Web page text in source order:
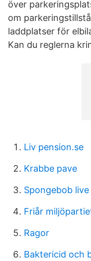
över
om
laddplatser för
Kan du reglerna
Liv pension.se
Krabbe pave
Spongebob live
Friår
Ragor
Baktericid och